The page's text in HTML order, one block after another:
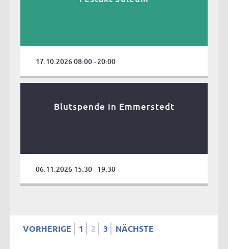
17.10.2026 08:00 - 20:00
Blutspende in Emmerstedt
06.11.2026 15:30 - 19:30
VORHERIGE 1 2 3 NÄCHSTE